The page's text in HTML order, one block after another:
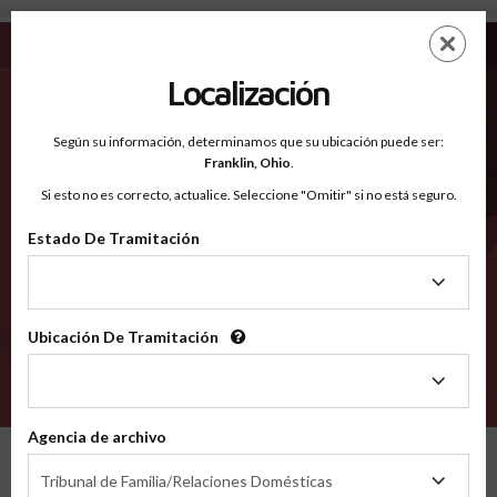
Franklin TX - Condados Reconocidos
EN
Condados Reconocidos
2600
Localización
Según su información, determinamos que su ubicación puede ser:
Franklin, Ohio.
Si esto no es correcto, actualice. Seleccione "Omitir" si no está seguro.
Estado De Tramitación
Tramitación
Ubicación De Tramitación
Tramitación
Agencia de archivo
Tribunal de Familia/Relaciones Domésticas
de